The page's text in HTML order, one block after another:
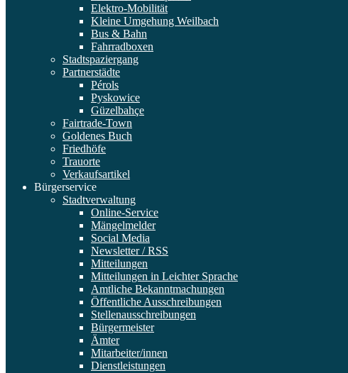
Elektro-Mobilität
Kleine Umgehung Weilbach
Bus & Bahn
Fahrradboxen
Stadtspaziergang
Partnerstädte
Pérols
Pyskowice
Güzelbahçe
Fairtrade-Town
Goldenes Buch
Friedhöfe
Trauorte
Verkaufsartikel
Bürgerservice
Stadtverwaltung
Online-Service
Mängelmelder
Social Media
Newsletter / RSS
Mitteilungen
Mitteilungen in Leichter Sprache
Amtliche Bekanntmachungen
Öffentliche Ausschreibungen
Stellenausschreibungen
Bürgermeister
Ämter
Mitarbeiter/innen
Dienstleistungen